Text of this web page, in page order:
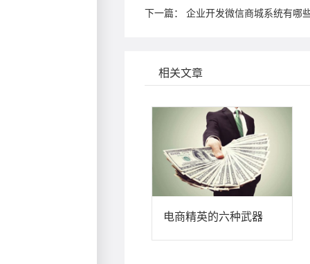
下一篇： 企业开发微信商城系统有哪
相关文章
电商精英的六种武器